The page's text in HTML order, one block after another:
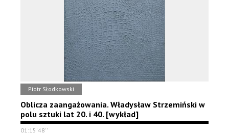
Piotr Słodkowski
Oblicza zaangażowania. Władysław Strzemiński w
polu sztuki lat 20. i 40. [wykład]
01:15'48''